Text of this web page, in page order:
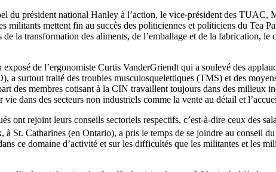
du président national Hanley à l’action, le vice-président des
militants mettent fin au succès des politiciennes et politiciens du Tea
la transformation des aliments, de l’emballage et de la fabrication,
de l’ergonomiste Curtis VanderGriendt qui a soulevé des
a surtout traité des troubles musculosquelettiques (TMS) et des
des membres cotisant à la CIN travaillent toujours dans des milieux
dans des secteurs non industriels comme la vente au détail et
ont rejoint leurs conseils sectoriels respectifs, c’est-à-dire ceux des
St. Catharines (en Ontario), a pris le temps de se joindre au conseil
ce domaine d’activité et sur les difficultés que les militantes et les